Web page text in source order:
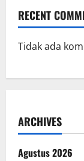
RECENT
Tidak ada
ARCHIVES
Agustus 2026